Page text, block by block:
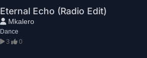
Eternal Echo (Radio Edit)
Mkalero
Dance
3
0